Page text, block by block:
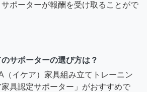
ポーターが報酬を受け取ることがで
サポーターの選び方は？
（イケア）家具組み立てトレーニン
具認定サポーター」がおすすめで